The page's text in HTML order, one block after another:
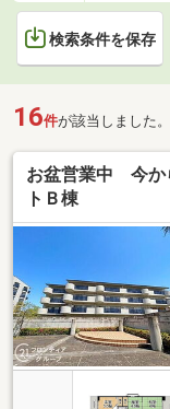
検索条件を保存
16件が該当しました。
お盆営業中 今か
トＢ棟